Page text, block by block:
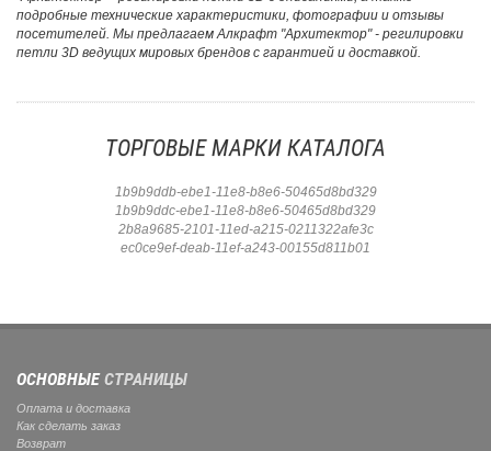
подробные технические характеристики, фотографии и отзывы
посетителей. Мы предлагаем Алкрафт "Архитектор" - регилировки
петли 3D ведущих мировых брендов с гарантией и доставкой.
ТОРГОВЫЕ МАРКИ КАТАЛОГА
1b9b9ddb-ebe1-11e8-b8e6-50465d8bd329
1b9b9ddc-ebe1-11e8-b8e6-50465d8bd329
2b8a9685-2101-11ed-a215-0211322afe3c
ec0ce9ef-deab-11ef-a243-00155d811b01
ОСНОВНЫЕСТРАНИЦЫ
Оплата и доставка
Как сделать заказ
Возврат